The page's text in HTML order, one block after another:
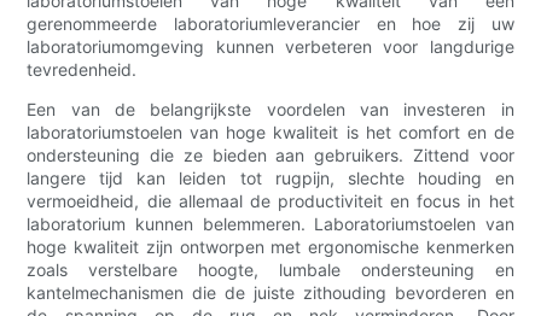
gerenommeerde laboratoriumleverancier en hoe zij uw
laboratoriumomgeving kunnen verbeteren voor langdurige
tevredenheid.
Een van de belangrijkste voordelen van investeren in
laboratoriumstoelen van hoge kwaliteit is het comfort en de
ondersteuning die ze bieden aan gebruikers. Zittend voor
langere tijd kan leiden tot rugpijn, slechte houding en
vermoeidheid, die allemaal de productiviteit en focus in het
laboratorium kunnen belemmeren. Laboratoriumstoelen van
hoge kwaliteit zijn ontworpen met ergonomische kenmerken
zoals verstelbare hoogte, lumbale ondersteuning en
kantelmechanismen die de juiste zithouding bevorderen en